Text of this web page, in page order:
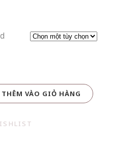
THÊM VÀO GIỎ HÀNG